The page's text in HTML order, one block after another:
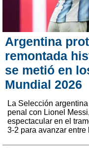
Argentina
remontada
se metió en
Mundial 2026
La Selección
penal con Lionel
espectacular en el
3-2 para avanzar